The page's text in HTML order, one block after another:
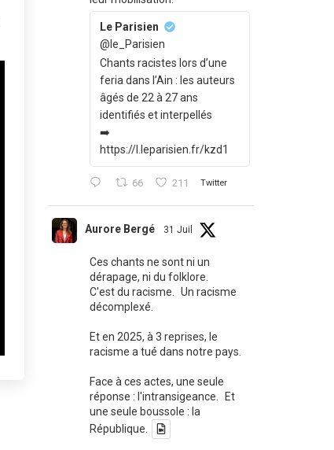
Le Parisien
@le_Parisien
Chants racistes lors d’une
feria dans l’Ain : les auteurs
âgés de 22 à 27 ans
identifiés et interpellés
➡️
https://l.leparisien.fr/kzd1
66 211 Twitter
Aurore Bergé 31 Juil
Ces chants ne sont ni un
dérapage, ni du folklore.
C'est du racisme. Un racisme
décomplexé.
Et en 2025, à 3 reprises, le
racisme a tué dans notre pays.
Face à ces actes, une seule
réponse : l'intransigeance. Et
une seule boussole : la
République.